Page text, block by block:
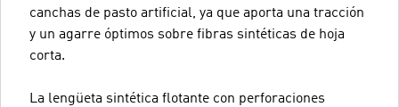
canchas de pasto artificial, ya que aporta una tracción
y un agarre óptimos sobre fibras sintéticas de hoja
corta.
La lengüeta sintética flotante con perforaciones